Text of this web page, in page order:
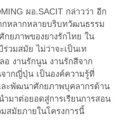
ผอ.SACIT กล่าวว่า อีก
หลากหลายบริบทวัฒนธรรม
ยภาพของยางรักไทย ใน
วมสมัย ไม่ว่าจะเป็นเท
งานรักนูน งานรักสีจาก
ากญี่ปุ่น เป็นองค์ความรู้ที่
ะพัฒนาศักยภาพบุคลากรด้าน
มาต่อยอดสู่การเรียนการสอน
สมัยภายในโครงการนี้